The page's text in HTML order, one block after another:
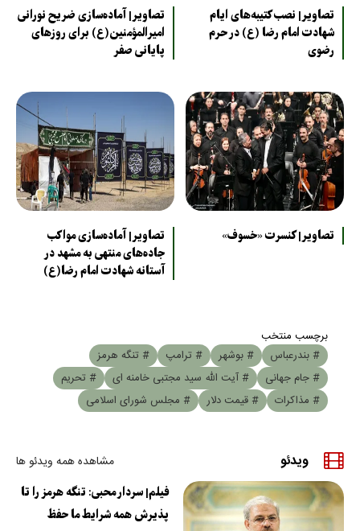
تصاویر| نصب کتیبه‌های ایام
شهادت امام رضا (ع) در حرم
رضوی
تصاویر| آماده‌سازی ضریح نورانی
امیرالمؤمنین(ع) برای روزهای
پایانی صفر
تصاویر| کنسرت «خسوف»
تصاویر| آماده‌سازی مواکب
جاده‌های منتهی به مشهد در
آستانه شهادت امام رضا(ع)
برچسب منتخب
# بندرعباس
# بوشهر # ترامپ
# تنگه هرمز
# جام جهانی
# آیت الله سید مجتبی خامنه ای
# تحریم
# مذاکرات
# قیمت دلار # مجلس شورای اسلامی
ویدئو مشاهده همه ویدئو ها
فیلم| سردار محبی: تنگه هرمز را تا
پذیرش همه شرایط ما حفظ